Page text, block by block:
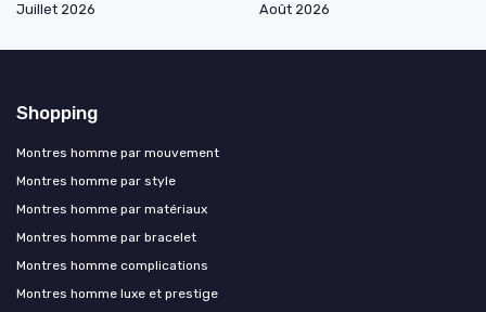
Juillet 2026
Août 2026
Shopping
Montres homme par mouvement
Montres homme par style
Montres homme par matériaux
Montres homme par bracelet
Montres homme complications
Montres homme luxe et prestige